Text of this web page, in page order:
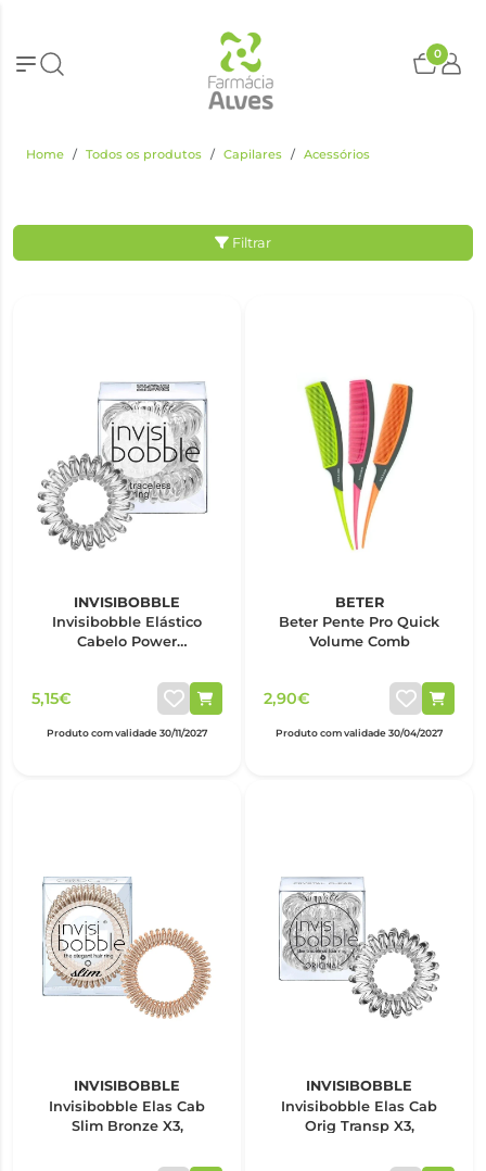
0
Home Todos os produtos Capilares Acessórios
Filtrar
INVISIBOBBLE
Invisibobble Elástico
Cabelo Power
5,15€
Produto com validade 30/11/2027
BETER
Beter Pente Pro Quick
Volume Comb
2,90€
Produto com validade 30/04/2027
INVISIBOBBLE
Invisibobble Elas Cab
Slim Bronze X3,
INVISIBOBBLE
Invisibobble Elas Cab
Orig Transp X3,